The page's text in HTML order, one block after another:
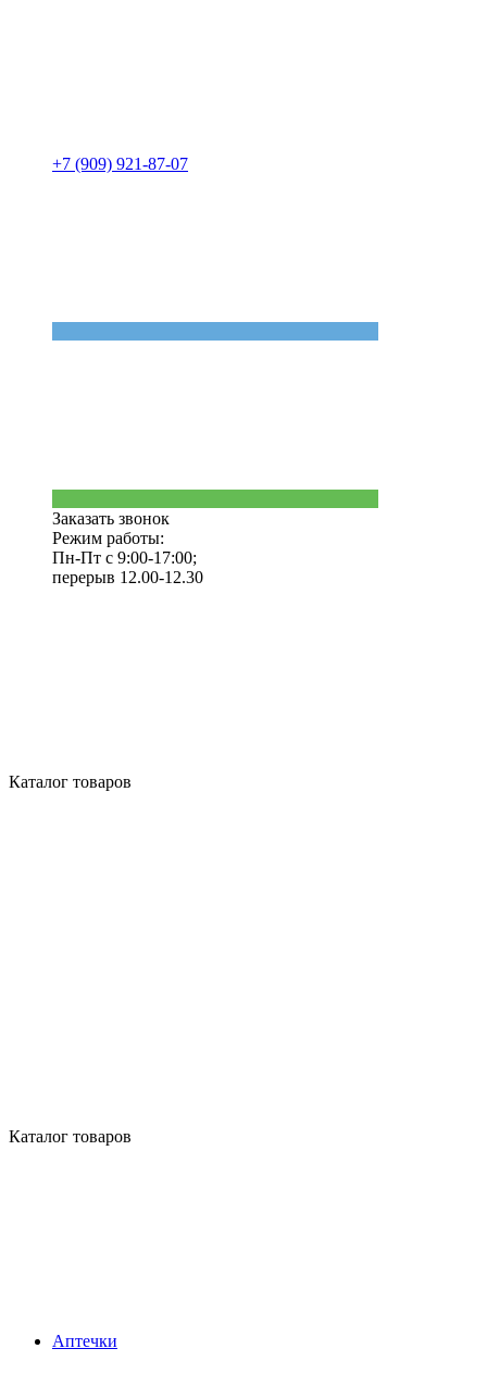
+7 (909) 921-87-07
Заказать звонок
Режим работы:
Пн-Пт с 9:00-17:00;
перерыв 12.00-12.30
Каталог товаров
Каталог товаров
Аптечки